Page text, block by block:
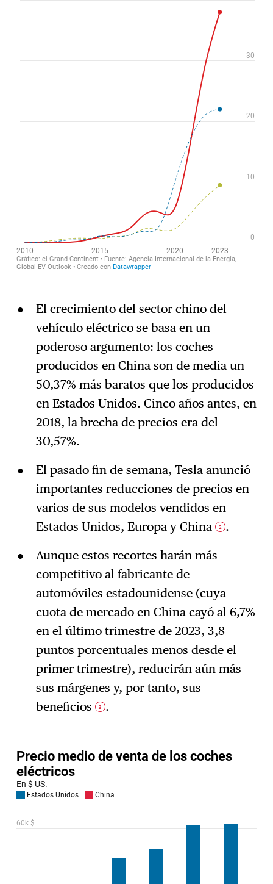
El crecimiento del sector chino del
vehículo eléctrico se basa en un
poderoso argumento: los coches
producidos en China son de media un
50,37% más baratos que los producidos
en Estados Unidos. Cinco años antes, en
2018, la brecha de precios era del
30,57%.
El pasado fin de semana, Tesla anunció
importantes reducciones de precios en
varios de sus modelos vendidos en
Estados Unidos, Europa y China
2 .
Aunque estos recortes harán más
competitivo al fabricante de
automóviles estadounidense (cuya
cuota de mercado en China cayó al 6,7%
en el último trimestre de 2023, 3,8
puntos porcentuales menos desde el
primer trimestre), reducirán aún más
sus márgenes y, por tanto, sus
beneficios
3 .